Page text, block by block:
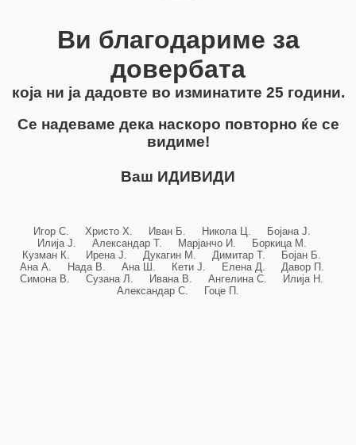
Ви благодариме за
довербата
која ни ја дадовте во изминатите 25 години.
Се надеваме дека наскоро повторно ќе се
видиме!
Ваш ИДИВИДИ
Игор С. Христо Х. Иван Б. Никола Ц. Бојана Ј.
Илија Ј. Александар Т. Марјанчо И. Боркица М.
Кузман К. Ирена Ј. Дукагин М. Димитар Т. Бојан Б.
Ана А. Нада В. Ана Ш. Кети Ј. Елена Д. Давор П.
Симона В. Сузана Л. Ивана В. Ангелина С. Илија Н.
Александар С. Гоце П.